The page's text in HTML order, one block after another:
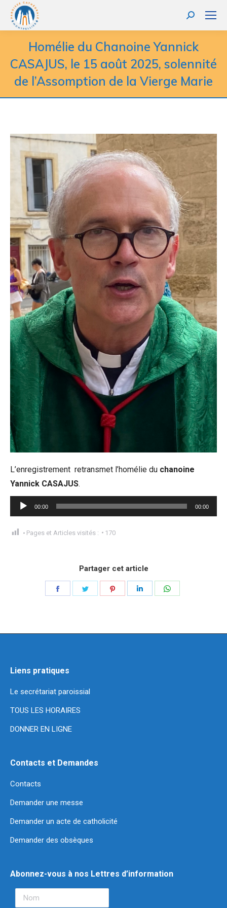
Homélie du Chanoine Yannick
CASAJUS, le 15 août 2025, solennité
de l’Assomption de la Vierge Marie
L’enregistrement retransmet l’homélie du chanoine
Yannick CASAJUS.
Lecteur
audio
00:00 00:00
Pages et Articles visités : 170
Partager cet article
Liens pratiques
Le secrétariat paroissial
TOUS LES HORAIRES
DONNER EN LIGNE
Contacts et Demandes
Contacts
Demander une messe
Demander un acte de catholicité
Demander des obsèques
Abonnez-vous à nos Lettres d’information